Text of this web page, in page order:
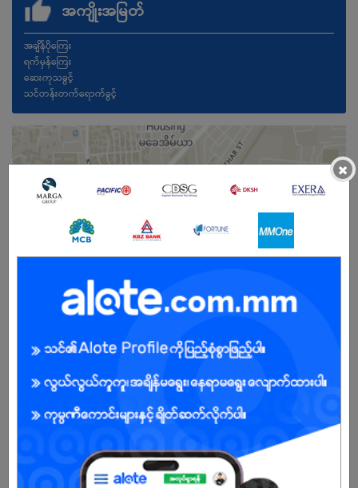
အကျိုးအမြတ်
အချိန်ပိုကြေး
ရက်မှန်ကြေး
ဆေးကုသခွင့်
သင်တန်းတက်ရောက်ခွင့်
အခွင့်အရေးရှိသူ : ကျား/မ
ကျွန်ုပ်တို့ကုမ္ပဏီအကြောင်း
DIKA သည် ပြည်တွင်း SMEs များအတွက် အတိုင်ပင်ခံနှင့် စီးပွားရေးဆိုင်ရာ
ဝန်ဆောင်မှုများကို ဆောင်ရွက် ပေးလျှက်ရှိသည့် လုပ်ငန်းဖြစ်ပါသည်။ DIKA မှ
ပေးအပ်သောဝန်ဆောင်မှုများသည် ရလဒ်ကို အခြေခံ သောတာဝန်ယူတာဝန်ခံ
မှုရှိသည့် ဝန်ဆောင်မှုများဖြစ်ပြီး အသေးစားနှင့် အလတ်စား စီးပွားရေးလုပ်ငန်း
×